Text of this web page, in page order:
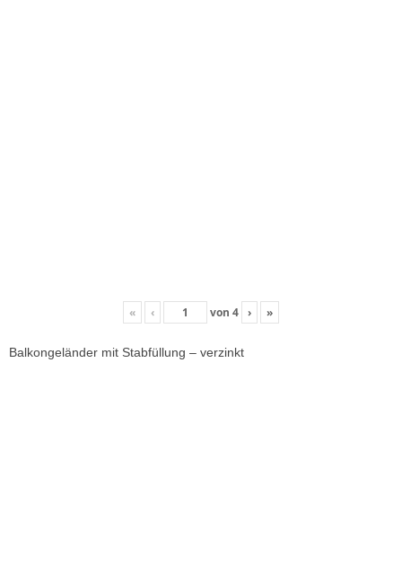
« ‹ von 4 › »
Balkongeländer mit Stabfüllung – verzinkt